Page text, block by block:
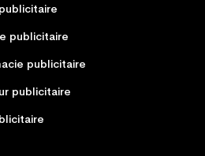
publicitaire
publicitaire
publicitaire